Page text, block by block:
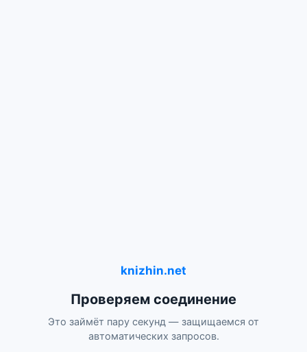
knizhin.net
Проверяем соединение
Это займёт пару секунд — защищаемся от
автоматических запросов.